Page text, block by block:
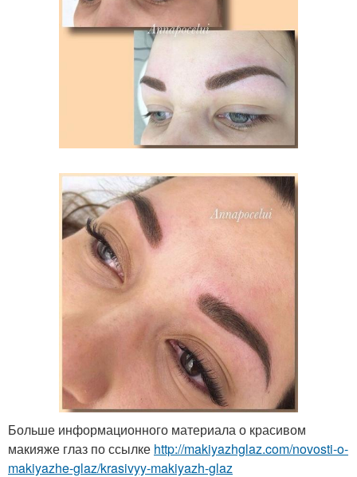
Больше информационного материала о красивом
макияже глаз по ссылке http://makiyazhglaz.com/novosti-o-
makiyazhe-glaz/krasivyy-makiyazh-glaz